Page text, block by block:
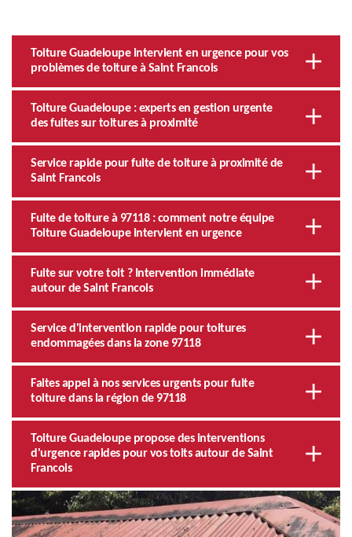
Toiture Guadeloupe intervient en urgence pour vos
problèmes de toiture à Saint Francois
Toiture Guadeloupe : experts en gestion urgente
des fuites sur toitures à proximité
Service rapide pour fuite de toiture à proximité de
Saint Francois
Fuite de toiture à 97118 : comment notre équipe
Toiture Guadeloupe intervient en urgence
Fuite sur votre toit ? Intervention immédiate
autour de Saint Francois
Service d'intervention rapide pour toitures
endommagées dans la zone 97118
Faites appel à nos services urgents pour fuite
toiture dans la région de 97118
Toiture Guadeloupe propose des interventions
d'urgence rapides pour vos toits autour de Saint
Francois